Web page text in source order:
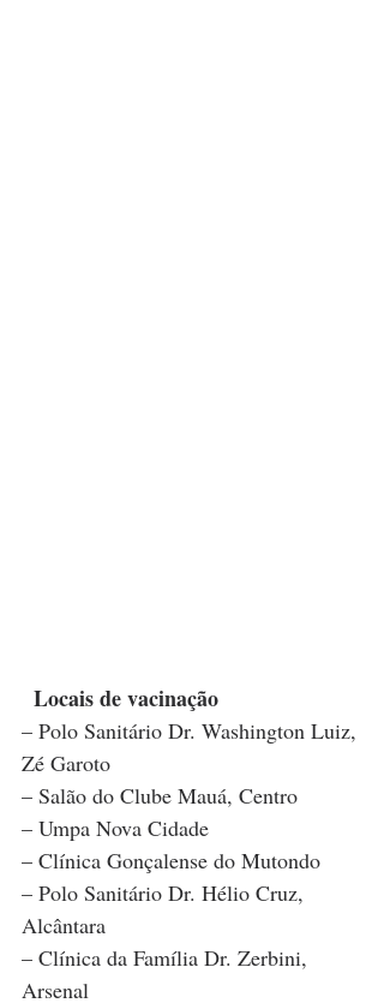
Locais de vacinação
– Polo Sanitário Dr. Washington Luiz,
Zé Garoto
– Salão do Clube Mauá, Centro
– Umpa Nova Cidade
– Clínica Gonçalense do Mutondo
– Polo Sanitário Dr. Hélio Cruz,
Alcântara
– Clínica da Família Dr. Zerbini,
Arsenal